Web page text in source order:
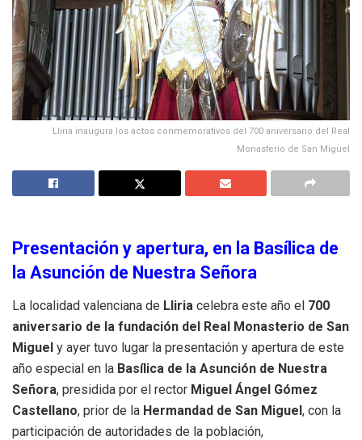
Lliria inaugura los actos conmemorativos del 700 aniversario del Real
Monasterio de San Miguel
Presentación y apertura, en la Basílica de
la Asunción de Nuestra Señora
La localidad valenciana de Lliria celebra este año el 700
aniversario de la fundación del Real Monasterio de San
Miguel y ayer tuvo lugar la presentación y apertura de este
año especial en la Basílica de la Asunción de Nuestra
Señora, presidida por el rector Miguel Ángel Gómez
Castellano, prior de la Hermandad de San Miguel, con la
participación de autoridades de la población,